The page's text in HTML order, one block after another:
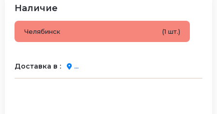
Наличие
Челябинск (1 шт.)
Доставка в : ...